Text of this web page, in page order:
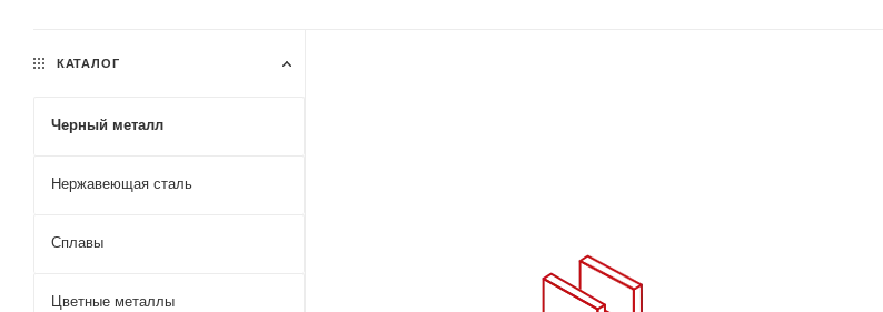
КАТАЛОГ
Черный металл
Нержавеющая сталь
Сплавы
Цветные металлы